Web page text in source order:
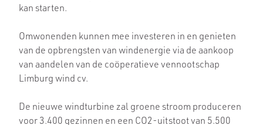
kan starten.
Omwonenden kunnen mee investeren in en genieten
van de opbrengsten van windenergie via de aankoop
van aandelen van de coöperatieve vennootschap
Limburg wind cv.
De nieuwe windturbine zal groene stroom produceren
voor 3.400 gezinnen en een CO2-uitstoot van 5.500